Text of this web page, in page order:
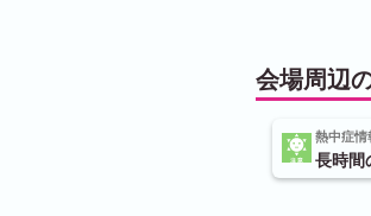
会場周辺
熱中症情
長時間